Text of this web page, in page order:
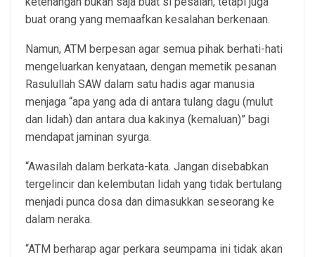
buat orang yang memaafkan kesalahan berkenaan.
Namun, ATM berpesan agar semua pihak berhati-hati
mengeluarkan kenyataan, dengan memetik pesanan
Rasulullah SAW dalam satu hadis agar manusia
menjaga “apa yang ada di antara tulang dagu (mulut
dan lidah) dan antara dua kakinya (kemaluan)” bagi
mendapat jaminan syurga.
“Awasilah dalam berkata-kata. Jangan disebabkan
tergelincir dan kelembutan lidah yang tidak bertulang
menjadi punca dosa dan dimasukkan seseorang ke
dalam neraka.
“ATM berharap agar perkara seumpama ini tidak akan